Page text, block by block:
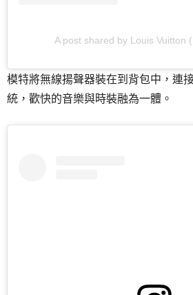
A post shared by Louis Vuitton
模特將無線揚聲器裝在到背包中，連
統，歡快的音樂與時裝融為一體。